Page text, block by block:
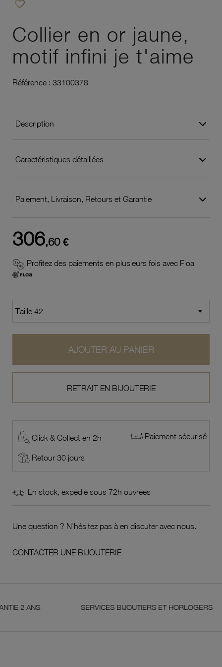
favorite_border
Collier en or jaune,
motif infini je t'aime
Référence : 33100378
Description
Caractéristiques détaillées
Paiement, Livraison, Retours et Garantie
306,60 €
Profitez des paiements en plusieurs fois avec Floa
AJOUTER AU PANIER
RETRAIT EN BIJOUTERIE
Click & Collect en 2h Paiement sécurisé
Retour 30 jours
En stock, expédié sous 72h ouvrées
Une question ? N'hésitez pas à en discuter avec nous.
CONTACTER UNE BIJOUTERIE
ANS SERVICES BIJOUTIERS ET HORLOGERS